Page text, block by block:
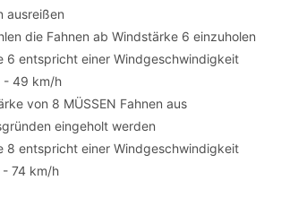
ausreißen
die Fahnen ab Windstärke 6 einzuholen
6 entspricht einer Windgeschwindigkeit
- 49 km/h
von 8 MÜSSEN Fahnen aus
eingeholt werden
8 entspricht einer Windgeschwindigkeit
74 km/h